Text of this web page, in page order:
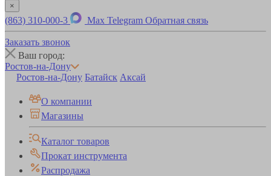
×
(863) 310-000-3 Max Telegram Обратная связь
Заказать звонок
Ваш город:
Ростов-на-Дону
Ростов-на-Дону Батайск Аксай
О компании
Магазины
Каталог товаров
Прокат инструмента
Распродажа